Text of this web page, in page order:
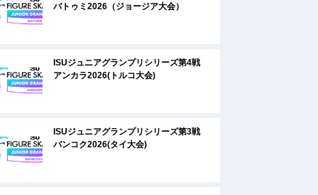
バトゥミ2026（ジョージア大会）
ISUジュニアグランプリシリーズ第4戦
アンカラ2026(トルコ大会)
ISUジュニアグランプリシリーズ第3戦
バンコク2026(タイ大会)